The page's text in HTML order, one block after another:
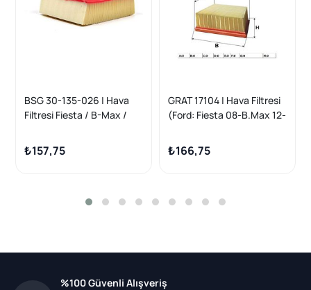
BSG 30-135-026 | Hava
Filtresi Fiesta / B-Max /
₺157,75
GRAT 17104 | Hava Filtresi
(Ford: Fiesta 08-B.Max 12-
Mz-Cd 11 -)
₺166,75
%100 Güvenli Alışveriş